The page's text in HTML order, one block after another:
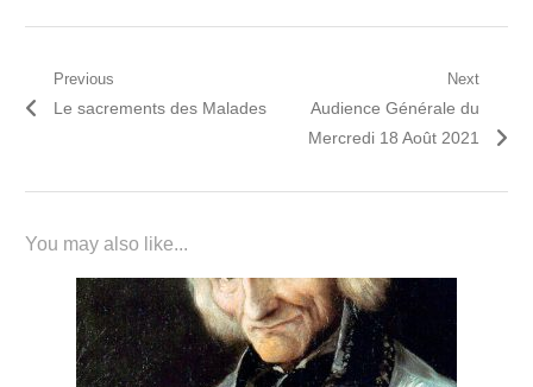
Navigation
de
Previous
Previous
Le sacrements des Malades
Next
Next
post:
Audience Générale du
Mercredi 18 Août 2021
You may also like...